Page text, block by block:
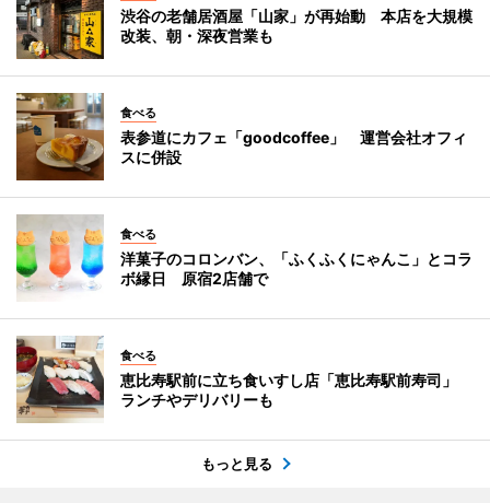
渋谷の老舗居酒屋「山家」が再始動 本店を大規模
改装、朝・深夜営業も
食べる
表参道にカフェ「goodcoffee」 運営会社オフィ
スに併設
食べる
洋菓子のコロンバン、「ふくふくにゃんこ」とコラ
ボ縁日 原宿2店舗で
食べる
恵比寿駅前に立ち食いすし店「恵比寿駅前寿司」
ランチやデリバリーも
もっと見る